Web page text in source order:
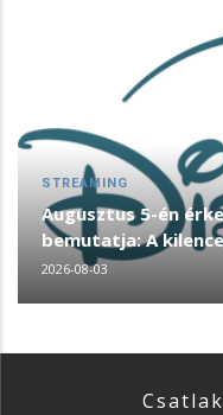
STREAMING
Augusztus 5-én
bemutatja: A
2026-08-03